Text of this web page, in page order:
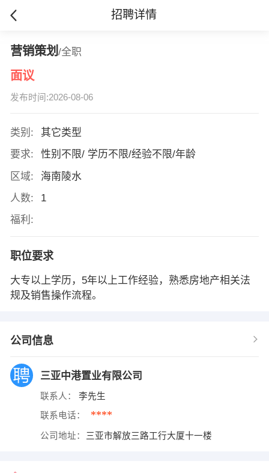
招聘详情
营销策划 /全职
面议
发布时间:2026-08-06
类别:
其它类型
要求:
性别不限/ 学历不限/经验不限/年龄
区域:
海南陵水
人数:
1
福利:
职位要求
大专以上学历，5年以上工作经验，熟悉房地产相关法
规及销售操作流程。
公司信息
三亚中港置业有限公司
联系人： 李先生
联系电话： ****
公司地址： 三亚市解放三路工行大厦十一楼